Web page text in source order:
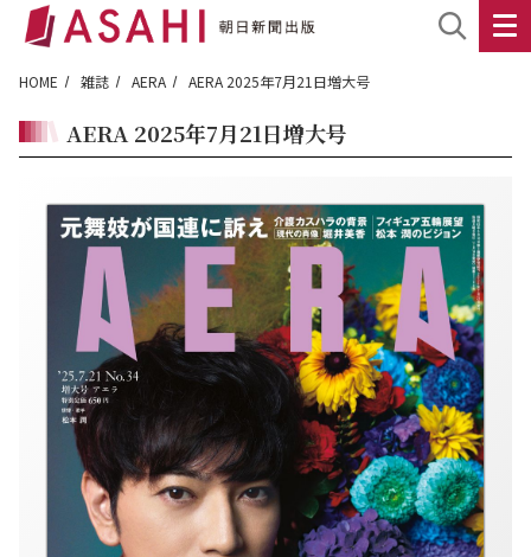
HOME 雑誌 AERA AERA 2025年7月21日増大号
AERA 2025年7月21日増大号